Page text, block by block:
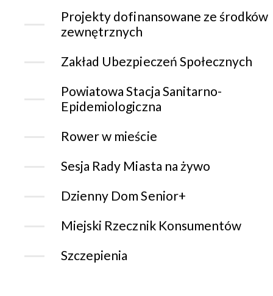
Projekty dofinansowane ze środków
zewnętrznych
Zakład Ubezpieczeń Społecznych
Powiatowa Stacja Sanitarno-
Epidemiologiczna
Rower w mieście
Sesja Rady Miasta na żywo
Dzienny Dom Senior+
Miejski Rzecznik Konsumentów
Szczepienia